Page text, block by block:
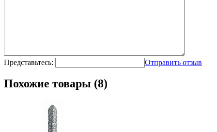
Представьтесь: Отправить отзыв
Похожие товары (8)